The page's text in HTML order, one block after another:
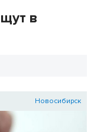
в
Новосибирск